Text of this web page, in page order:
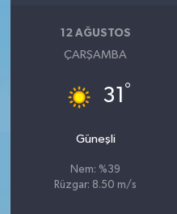
12 AĞUSTOS
ÇARŞAMBA
31 °
Güneşli
Nem: %39
Rüzgar: 8.50 m/s